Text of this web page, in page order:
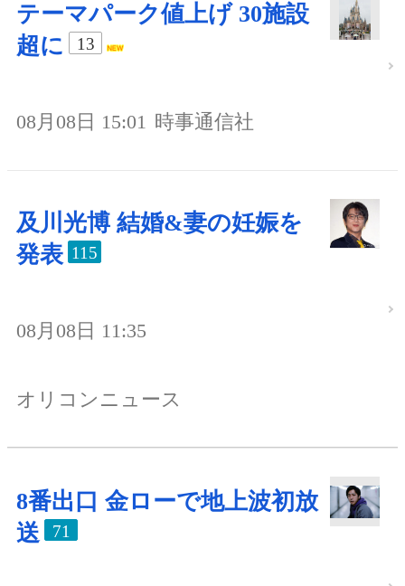
テーマパーク値上げ 30施設
超に
13
08月08日 15:01 時事通信社
及川光博 結婚&妻の妊娠を
発表 115
08月08日 11:35
オリコンニュース
8番出口 金ローで地上波初放
送
71